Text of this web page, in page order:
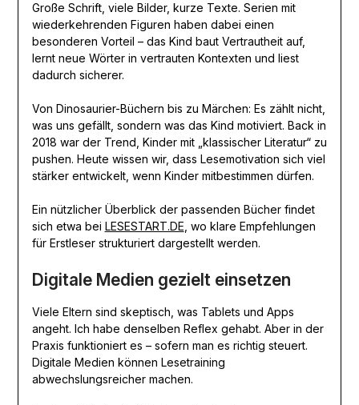
Große Schrift, viele Bilder, kurze Texte. Serien mit
wiederkehrenden Figuren haben dabei einen
besonderen Vorteil – das Kind baut Vertrautheit auf,
lernt neue Wörter in vertrauten Kontexten und liest
dadurch sicherer.
Von Dinosaurier-Büchern bis zu Märchen: Es zählt nicht,
was uns gefällt, sondern was das Kind motiviert. Back in
2018 war der Trend, Kinder mit „klassischer Literatur“ zu
pushen. Heute wissen wir, dass Lesemotivation sich viel
stärker entwickelt, wenn Kinder mitbestimmen dürfen.
Ein nützlicher Überblick der passenden Bücher findet
sich etwa bei LESESTART.DE , wo klare Empfehlungen
für Erstleser strukturiert dargestellt werden.
Digitale Medien gezielt einsetzen
Viele Eltern sind skeptisch, was Tablets und Apps
angeht. Ich habe denselben Reflex gehabt. Aber in der
Praxis funktioniert es – sofern man es richtig steuert.
Digitale Medien können Lesetraining
abwechslungsreicher machen.